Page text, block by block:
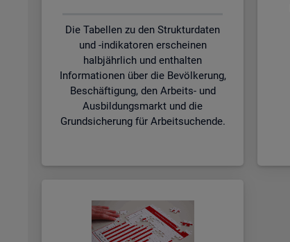
Die Tabellen zu den Strukturdaten
und -indikatoren erscheinen
halbjährlich und enthalten
Informationen über die Bevölkerung,
Beschäftigung, den Arbeits- und
Ausbildungsmarkt und die
Grundsicherung für Arbeitsuchende.